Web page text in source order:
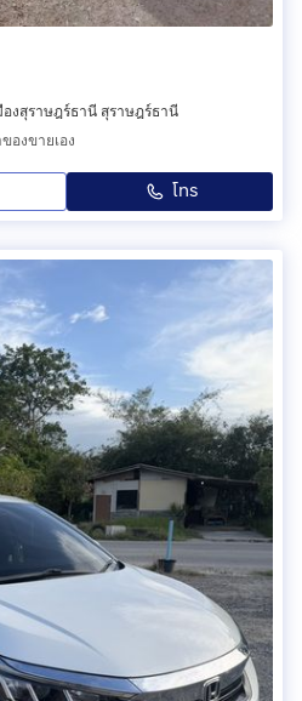
องสุราษฎร์ธานี สุราษฎร์ธานี
องขายเอง
โทร